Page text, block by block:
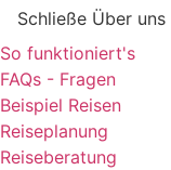
Schließe Über uns
So funktioniert's
FAQs - Fragen
Beispiel Reisen
Reiseplanung
Reiseberatung